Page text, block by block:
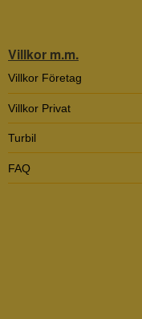
Villkor m.m.
Villkor Företag
Villkor Privat
Turbil
FAQ